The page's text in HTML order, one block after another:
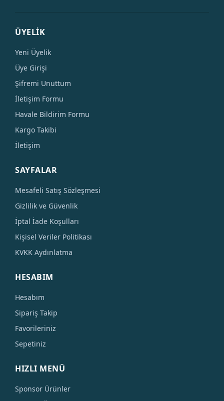
ÜYELİK
Yeni Üyelik
Üye Girişi
Şifremi Unuttum
İletişim Formu
Havale Bildirim Formu
Kargo Takibi
İletişim
SAYFALAR
Mesafeli Satış Sözleşmesi
Gizlilik ve Güvenlik
İptal İade Koşulları
Kişisel Veriler Politikası
KVKK Aydınlatma
HESABIM
Hesabım
Sipariş Takip
Favorileriniz
Sepetiniz
HIZLI MENÜ
Sponsor Ürünler